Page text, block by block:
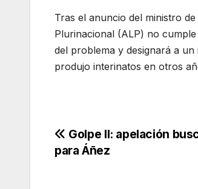
Tras el anuncio del ministro
Plurinacional (ALP) no
del problema y designará a
produjo interinatos en otros
Navegación
de
Golpe II: apelación
para Áñez